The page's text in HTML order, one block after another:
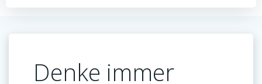
Denke immer